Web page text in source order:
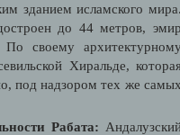
зданием исламского
до 44 метров,
По своему
Хиральде,
под надзором тех же
Рабата: